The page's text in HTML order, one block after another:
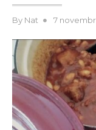
By Nat
Posted
7